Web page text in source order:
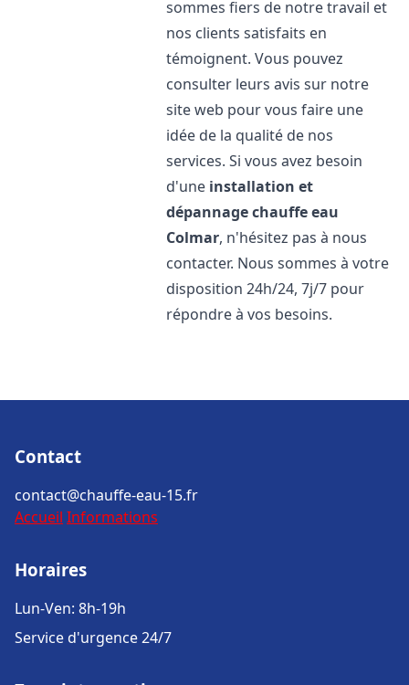
sommes fiers de notre travail et
nos clients satisfaits en
témoignent. Vous pouvez
consulter leurs avis sur notre
site web pour vous faire une
idée de la qualité de nos
services. Si vous avez besoin
d'une installation et
dépannage chauffe eau
Colmar, n'hésitez pas à nous
contacter. Nous sommes à votre
disposition 24h/24, 7j/7 pour
répondre à vos besoins.
Contact
contact@chauffe-eau-15.fr
Accueil Informations
Horaires
Lun-Ven: 8h-19h
Service d'urgence 24/7